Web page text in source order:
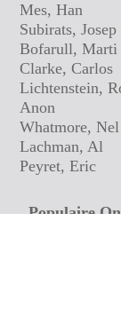
Mes, Han
Subirats,
Bofarull, Marti
Clarke, Carlos
Lichtenstein,
Anon
Whatmore, Nel
Lachman, Al
Peyret, Eric
Populaire